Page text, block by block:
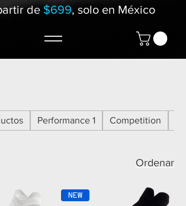
de $699, solo en México
Performance 1 Competition
Ordenar
NEW